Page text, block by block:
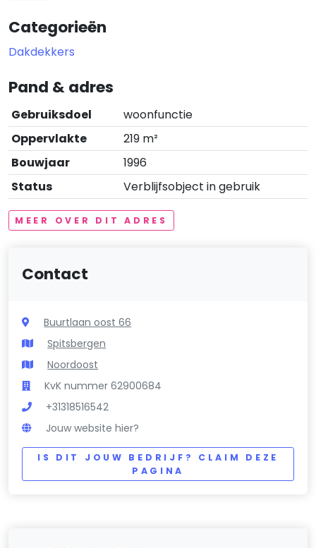
Categorieën
Dakdekkers
Pand & adres
Gebruiksdoel
woonfunctie
Oppervlakte
219 m²
Bouwjaar
1996
Status
Verblijfsobject in gebruik
MEER OVER DIT ADRES
Contact
Buurtlaan oost 66
Spitsbergen
Noordoost
KvK nummer 62900684
+31318516542
Jouw website hier?
IS DIT JOUW BEDRIJF? CLAIM DEZE
PAGINA